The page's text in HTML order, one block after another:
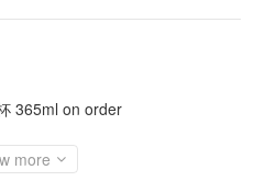
365ml on order
more